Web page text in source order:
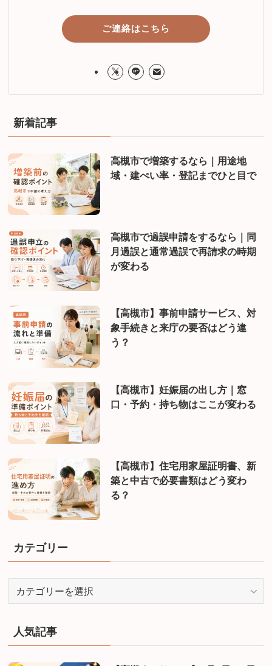
ご連絡はこちら
新着記事
高槻市で増築するなら｜用途地
域・建ぺい率・登記までひと目で
高槻市で過誤申請をするなら｜同
月過誤と通常過誤で再請求の時期
が変わる
【高槻市】事前申請サービス、対
象手続きと来庁の要否はどう違
う？
【高槻市】妊娠届の出し方｜窓
口・予約・持ち物はここが変わる
【高槻市】住宅用家屋証明書、新
築と中古で必要書類はどう変わ
る？
カテゴリー
リ
ー
人気記事